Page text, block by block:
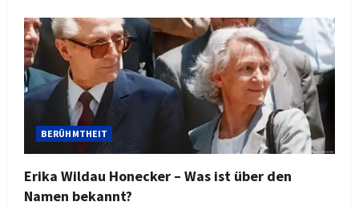
BERÜHMTHEIT
Erika Wildau Honecker – Was ist über den
Namen bekannt?